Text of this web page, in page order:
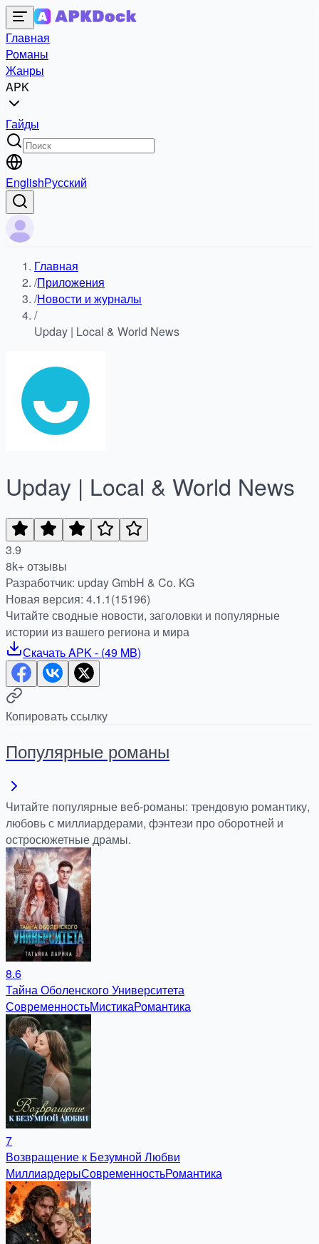
Главная
Романы
Жанры
APK
Гайды
EnglishРусский
Главная
/Приложения
/Новости и журналы
/
Upday | Local & World News
Upday | Local & World News
3.9
8k+ отзывы
Разработчик: upday GmbH & Co. KG
Новая версия: 4.1.1(15196)
Читайте сводные новости, заголовки и популярные
истории из вашего региона и мира
СкачатьAPK- (49 MB)
Копировать ссылку
Популярные романы
Читайте популярные веб-романы: трендовую романтику,
любовь с миллиардерами, фэнтези про оборотней и
остросюжетные драмы.
8.6
Тайна Оболенского Университета
СовременностьМистикаРомантика
7
Возвращение к Безумной Любви
МиллиардерыСовременностьРомантика